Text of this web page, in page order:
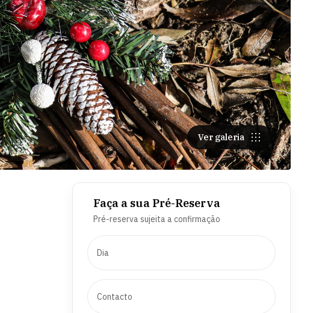
Ver galeria
Faça a sua Pré-Reserva
Pré-reserva sujeita a confirmação